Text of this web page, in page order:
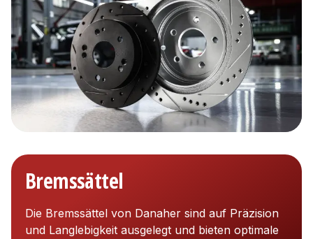
Bremssättel
Die Bremssättel von Danaher sind auf Präzision
und Langlebigkeit ausgelegt und bieten optimale